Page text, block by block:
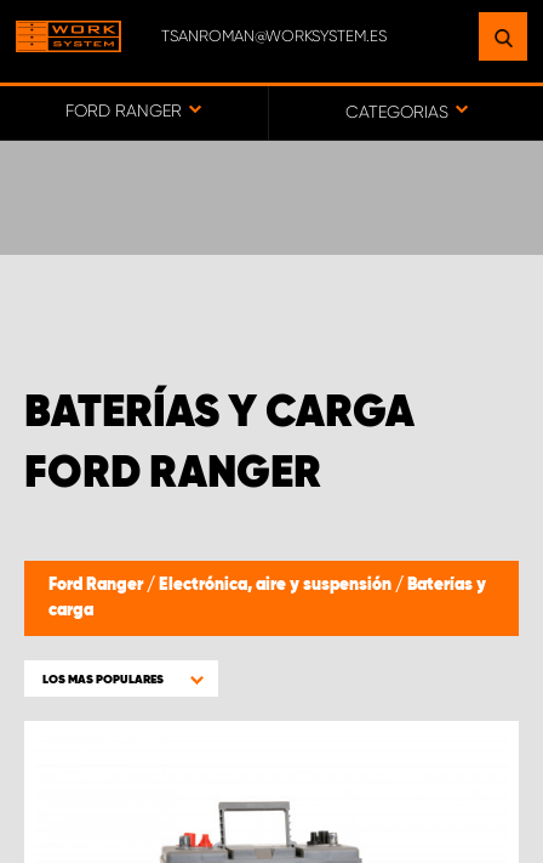
TSANROMAN@WORKSYSTEM.ES
FORD RANGER CATEGORIAS
BATERÍAS Y CARGA
FORD RANGER
Ford Ranger / Electrónica, aire y suspensión / Baterías y
carga
LOS MAS POPULARES
ENCUENTRE UNA INSTALACIÓN
CERCA DE USTED